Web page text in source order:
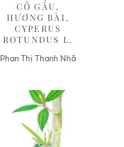
CỎ GẤU,
HƯƠNG BÀI,
CYPERUS
ROTUNDUS L.
Phan Thị Thanh Nhã
Liên hệ